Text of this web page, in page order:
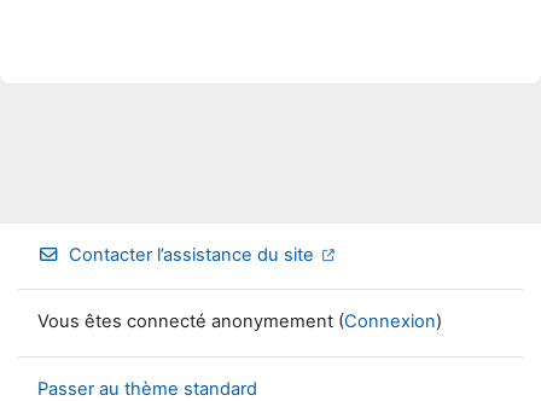
Contacter l’assistance du site
Vous êtes connecté anonymement (Connexion)
Passer au thème standard